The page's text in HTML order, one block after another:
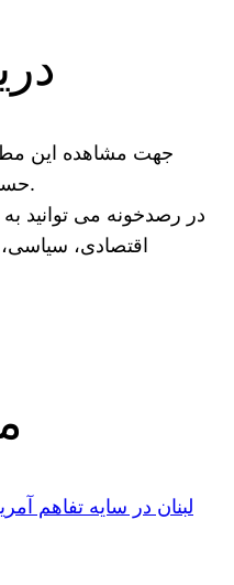
جهت مشاهده این
حساب کاربری سازمانی وارد شوید.
در رصدخونه می توانید
اقتصادی،
لبنان در سایه تفاهم